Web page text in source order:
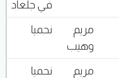
في جلعاد
مريم
وهيب
نحميا
مريم
نحميا